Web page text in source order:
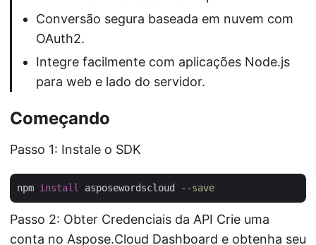
Conversão segura baseada em nuvem com
OAuth2.
Integre facilmente com aplicações Node.js
para web e lado do servidor.
Começando
Passo 1: Instale o SDK
npm install asposewordscloud --save
Passo 2: Obter Credenciais da API Crie uma
conta no Aspose.Cloud Dashboard e obtenha seu